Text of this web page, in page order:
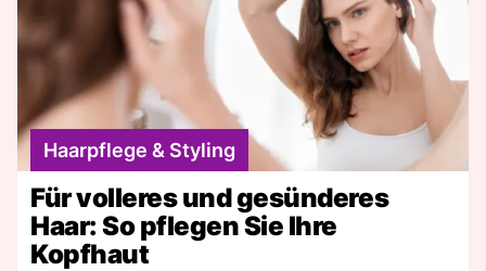
Haarpflege & Styling
Für volleres und gesünderes
Haar: So pflegen Sie Ihre
Kopfhaut